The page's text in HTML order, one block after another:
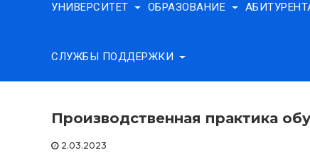
УНИВЕРСИТЕТ ОБРАЗОВАНИЕ
СЛУЖБЫ ПОДДЕРЖКИ
Производственная практика
2.03.2023